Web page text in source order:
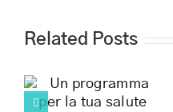
Related Posts
Rispondere